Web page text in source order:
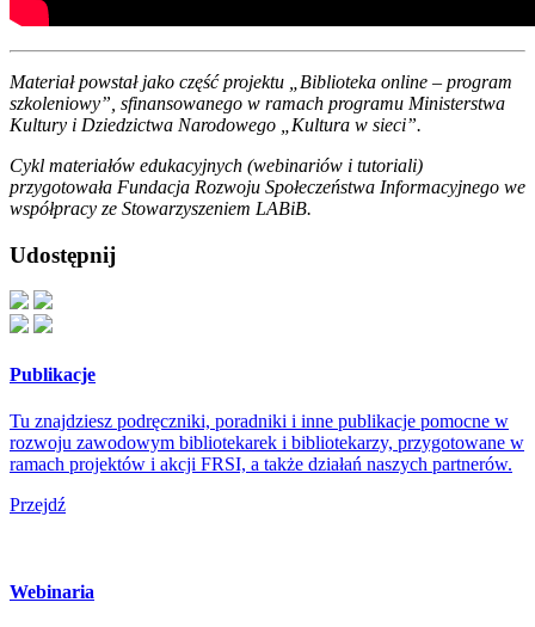
Materiał powstał jako część projektu „Biblioteka online – program
szkoleniowy”, sfinansowanego w ramach programu Ministerstwa
Kultury i Dziedzictwa Narodowego „Kultura w sieci”.
Cykl materiałów edukacyjnych (webinariów i tutoriali)
przygotowała Fundacja Rozwoju Społeczeństwa Informacyjnego we
współpracy ze Stowarzyszeniem LABiB.
Udostępnij
Publikacje
Tu znajdziesz podręczniki, poradniki i inne publikacje pomocne w
rozwoju zawodowym bibliotekarek i bibliotekarzy, przygotowane w
ramach projektów i akcji FRSI, a także działań naszych partnerów.
Przejdź
Webinaria